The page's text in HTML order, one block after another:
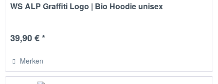
WS ALP Graffiti Logo | Bio Hoodie unisex
39,90 € *
Merken